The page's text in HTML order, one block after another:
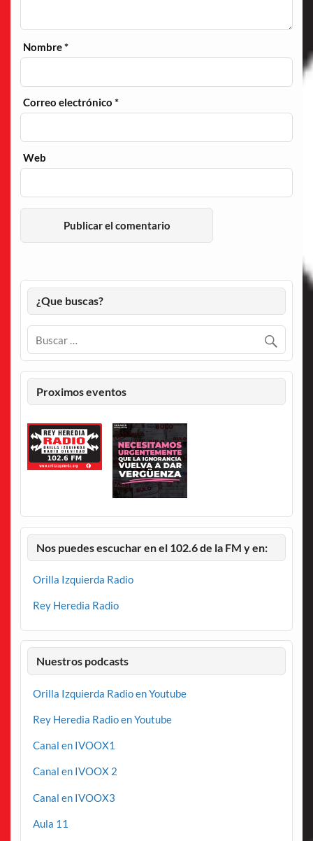
Nombre*
Correo electrónico*
Web
¿Que buscas?
Proximos eventos
Nos puedes escuchar en el 102.6 de la FM y en:
Orilla Izquierda Radio
Rey Heredia Radio
Nuestros podcasts
Orilla Izquierda Radio en Youtube
Rey Heredia Radio en Youtube
Canal en IVOOX1
Canal en IVOOX 2
Canal en IVOOX3
Aula 11